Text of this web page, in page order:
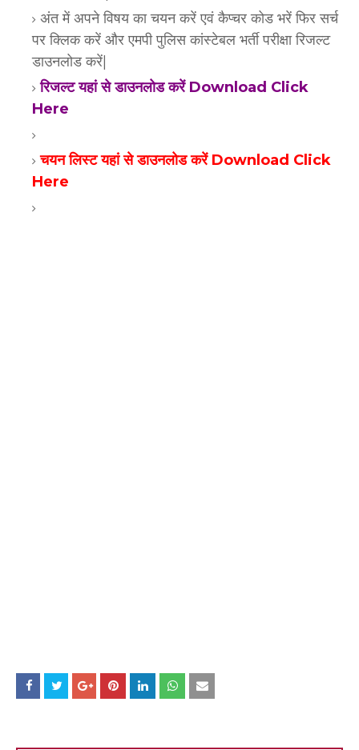
अंत में अपने विषय का चयन करें एवं कैप्चर कोड भरें फिर सर्च
पर क्लिक करें और एमपी पुलिस कांस्टेबल भर्ती परीक्षा रिजल्ट
डाउनलोड करें|
रिजल्ट यहां से डाउनलोड करें Download Click
Here
चयन लिस्ट यहां से डाउनलोड करें Download Click
Here